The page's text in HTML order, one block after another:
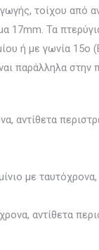
τοίχου από
17mm. Τα
ή με γωνία 15ο
παράλληλα
αντίθετα
με
αντίθετα